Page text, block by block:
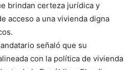
brindan certeza jurídica y
acceso a una vivienda digna
señaló que su
con la política de vivienda